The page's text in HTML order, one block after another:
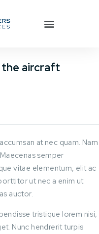
aircraft
at nec quam. Nam
semper
vitae elementum, elit ac
ut nec a enim ut
auctor.
tristique lorem nisi,
Nunc hendrerit turpis